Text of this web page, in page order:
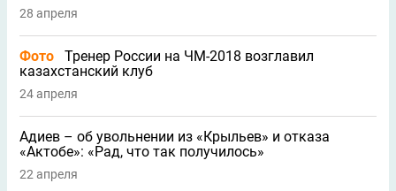
28 апреля
Фото
Тренер России на ЧМ-2018 возглавил
казахстанский клуб
24 апреля
Адиев – об увольнении из «Крыльев» и отказа
«Актобе»: «Рад, что так получилось»
22 апреля